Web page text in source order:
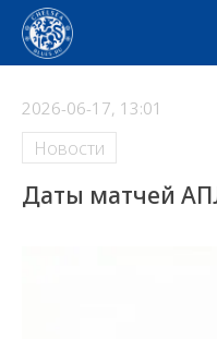
2026-06-17, 13:01
Новости
Даты матчей